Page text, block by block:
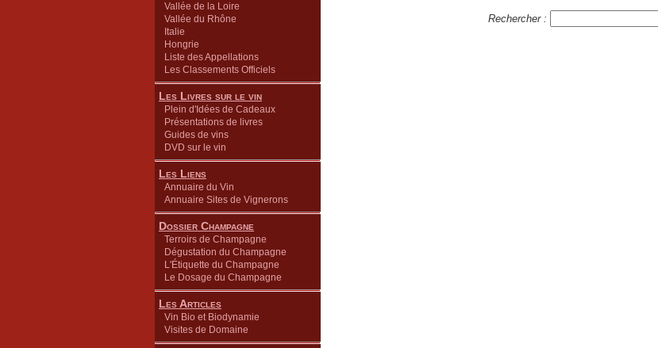
Vallée de la Loire
Vallée du Rhône
Italie
Hongrie
Liste des Appellations
Les Classements Officiels
Les Livres sur le vin
Plein d'Idées de Cadeaux
Présentations de livres
Guides de vins
DVD sur le vin
Les Liens
Annuaire du Vin
Annuaire Sites de Vignerons
Dossier Champagne
Terroirs de Champagne
Dégustation du Champagne
L'Étiquette du Champagne
Le Dosage du Champagne
Les Articles
Vin Bio et Biodynamie
Visites de Domaine
Rechercher :